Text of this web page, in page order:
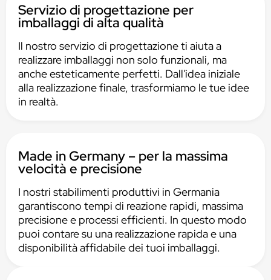
Servizio di progettazione per
imballaggi di alta qualità
Il nostro servizio di progettazione ti aiuta a
realizzare imballaggi non solo funzionali, ma
anche esteticamente perfetti. Dall'idea iniziale
alla realizzazione finale, trasformiamo le tue idee
in realtà.
Made in Germany – per la massima
velocità e precisione
I nostri stabilimenti produttivi in Germania
garantiscono tempi di reazione rapidi, massima
precisione e processi efficienti. In questo modo
puoi contare su una realizzazione rapida e una
disponibilità affidabile dei tuoi imballaggi.